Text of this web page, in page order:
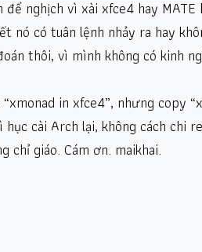
để nghịch vì xài xfce4 hay
nó có tuân lệnh nhảy ra hay
thôi, vì mình không có kinh
in xfce4”, nhưng copy
cài Arch lại, không cách chi
chỉ giáo. Cám ơn. maikhai.